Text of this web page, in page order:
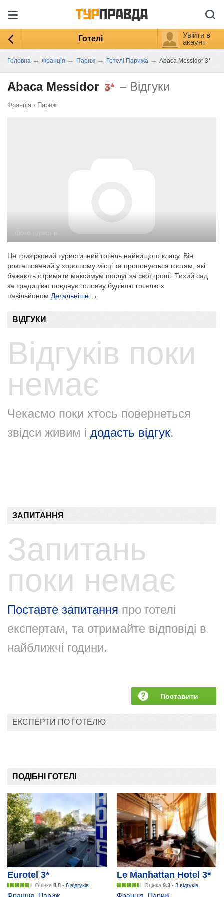
Готелі
Увійти в
акаунт
Головна → Франція → Париж → Готелі Парижа → Abaca Messidor 3*
Abaca Messidor – Відгуки
Франція › Париж
Це тризірковий туристичний готель найвищого класу. Він
розташований у хорошому місці та пропонується гостям, які
бажають отримати максимум послуг за свої гроші. Тихий сад
за традицією поєднує головну будівлю готелю з
павільйоном. Детальніше →
ВІДГУКИ
Відгуків поки
немає
Чекаємо поки хтось повернеться
звідси живим і додасть відгук.
ЗАПИТАННЯ
Запитань
поки немає
Поставте запитання про готелі
експертам, та отримайте відповіді в
найближчі години.
Поставити
ЕКСПЕРТИ ПО ГОТЕЛЮ
ПОДІБНІ ГОТЕЛІ
Eurotel 3*
Оцінка 8.8 • 6 відгуків
Le Manhattan Hotel 3*
Оцінка 9.3 • 3 відгуків